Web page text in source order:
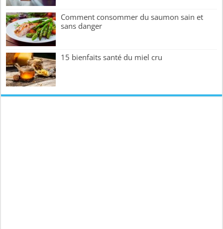
Comment consommer du saumon sain et
sans danger
15 bienfaits santé du miel cru